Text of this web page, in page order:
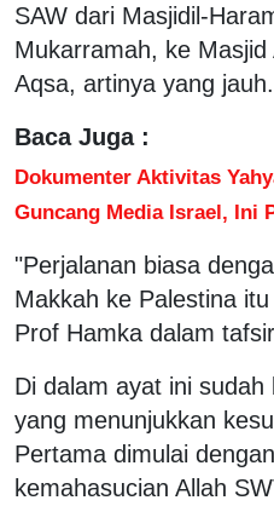
SAW dari Masjidil-
Mukarramah, ke Masjid
Aqsa, artinya yang jauh.
Baca Juga :
Dokumenter Aktivitas
Guncang Media Israel, Ini
"Perjalanan biasa
Makkah ke Palestina
Prof Hamka dalam
Di dalam ayat ini
yang menunjukkan
Pertama dimulai
kemahasucian Allah